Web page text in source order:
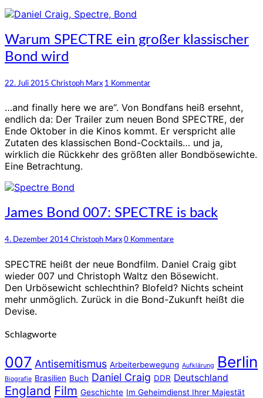
Warum
SPECTRE
ein
klassischer
wird
Warum SPECTRE ein großer klassischer
Bond wird
22. Juli 2015 Christoph Marx Kommentare
1 Kommentar
…and finally here we are“. Von Bondfans heiß ersehnt,
endlich da: Der Trailer zum neuen Bond SPECTRE, der
Ende Oktober in die Kinos kommt. Er verspricht alle
Zutaten des klassischen Bond-Cocktails… und ja,
wirklich die Rückkehr des größten aller Bondbösewichte.
Eine Betrachtung.
James
Bond
007:
SPECTRE
back
James Bond 007: SPECTRE is back
4. Dezember 2014 Christoph Marx Kommentare
0 Kommentare
SPECTRE heißt der neue Bondfilm. Daniel Craig gibt
wieder 007 und Christoph Waltz den Bösewicht.
Den Urbösewicht schlechthin? Blofeld? Nichts scheint
mehr unmöglich. Zurück in die Bond-Zukunft heißt die
Devise.
Schlagworte
007 Antisemitismus Arbeiterbewegung Aufklärung Berlin
Biografie Brasilien Buch Daniel Craig DDR Deutschland
England Film Geschichte Im Geheimdienst Ihrer Majestät